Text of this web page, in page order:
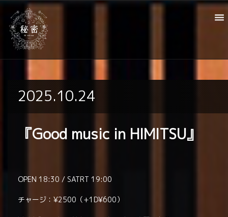
2025.10.24
『Good music in HIMITSU』
OPEN 18:30 / SATRT 19:00
チャージ：¥2500（+1D¥600）